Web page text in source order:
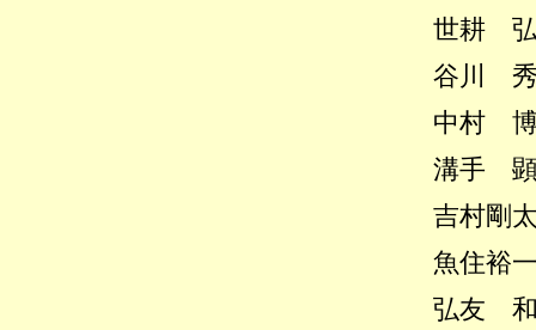
世耕 弘成
谷川 秀善
中村 博彦
溝手 顕正
吉村剛太郎
魚住裕一郎
弘友 和夫